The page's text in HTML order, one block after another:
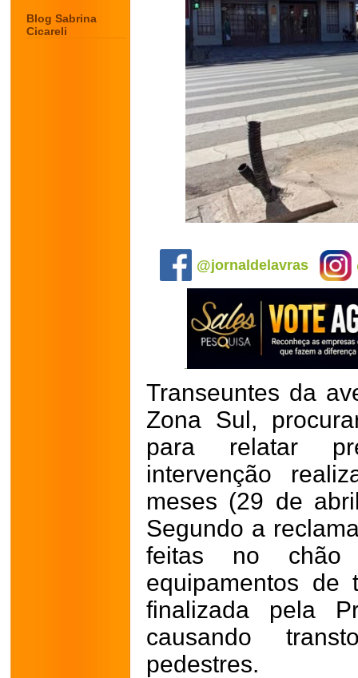
Blog Sabrina
Cicareli
@jornaldelavras
Transeuntes da
Zona Sul,
para relatar
intervenção
meses (29 de
Segundo a
feitas no chão
equipamentos de
finalizada pela
causando
pedestres.